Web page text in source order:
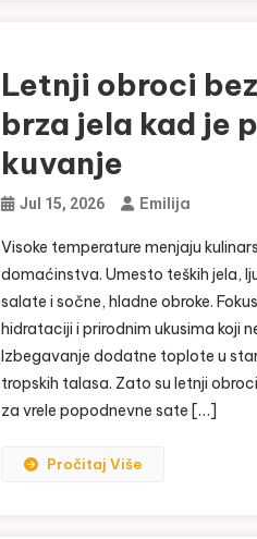
Letnji obroci
brza jela kad je
kuvanje
Jul 15, 2026 Emilija
Visoke temperature menjaju
domaćinstva. Umesto teških jela,
salate i sočne, hladne obroke.
hidrataciji i prirodnim ukusima koji
Izbegavanje dodatne toplote u
tropskih talasa. Zato su letnji
za vrele popodnevne sate […]
Pročitaj Više